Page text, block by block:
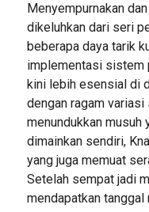
Menyempurnakan
dikeluhkan dari seri
beberapa daya tarik
implementasi sistem
kini lebih esensial di
dengan ragam variasi
menundukkan musuh
dimainkan sendiri,
yang juga memuat
Setelah sempat jadi
mendapatkan